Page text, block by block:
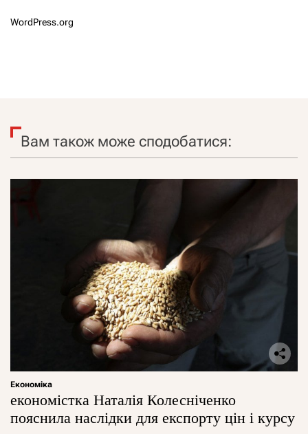
WordPress.org
Вам також може сподобатися:
Економіка
економістка Наталія Колесніченко
пояснила наслідки для експорту цін і курсу